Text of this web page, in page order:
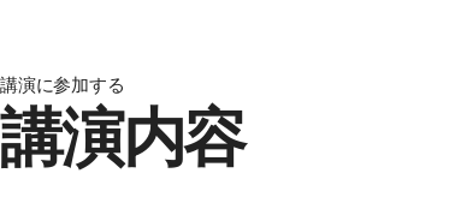
講演に参加する
講演内容